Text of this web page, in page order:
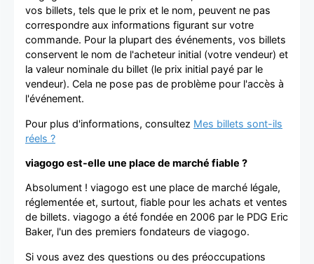
vos billets, tels que le prix et le nom, peuvent ne pas
correspondre aux informations figurant sur votre
commande. Pour la plupart des événements, vos billets
conservent le nom de l'acheteur initial (votre vendeur) et
la valeur nominale du billet (le prix initial payé par le
vendeur). Cela ne pose pas de problème pour l'accès à
l'événement.
Pour plus d'informations, consultez Mes billets sont-ils
réels ?
viagogo est-elle une place de marché fiable ?
Absolument ! viagogo est une place de marché légale,
réglementée et, surtout, fiable pour les achats et ventes
de billets. viagogo a été fondée en 2006 par le PDG Eric
Baker, l'un des premiers fondateurs de viagogo.
Si vous avez des questions ou des préoccupations